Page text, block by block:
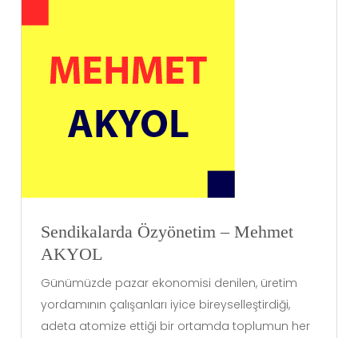
Sendikalarda Özyönetim – Mehmet
AKYOL
Günümüzde pazar ekonomisi denilen, üretim
yordamının çalışanları iyice bireyselleştirdiği,
adeta atomize ettiği bir ortamda toplumun her